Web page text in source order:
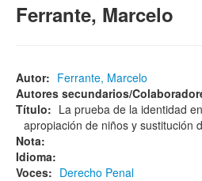
Ferrante, Marcelo
Autor: Ferrante, Marcelo
Autores secundarios/
Título: La prueba de la identidad
apropiación de niños y sustitución
Nota:
Idioma:
Voces: Derecho Penal